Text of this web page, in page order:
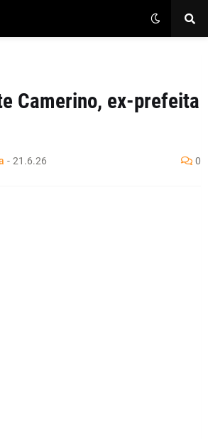
Camerino, ex-prefeita
- 21.6.26 0